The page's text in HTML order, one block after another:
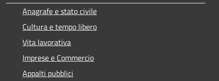
Anagrafe e stato civile
Cultura e tempo libero
Vita lavorativa
Imprese e Commercio
Appalti pubblici